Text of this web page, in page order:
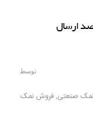
ارسال
توسط
صنعتی, فروش نمک